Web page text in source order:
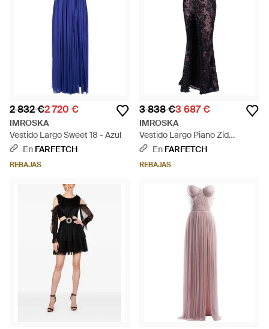
2 832 €2 720 €
IMROSKA
Vestido Largo Sweet 18 - Azul
En FARFETCH
REBAJAS
3 838 €3 687 €
IMROSKA
Vestido Largo Piano Zid
Mermaid - Negro
En FARFETCH
REBAJAS